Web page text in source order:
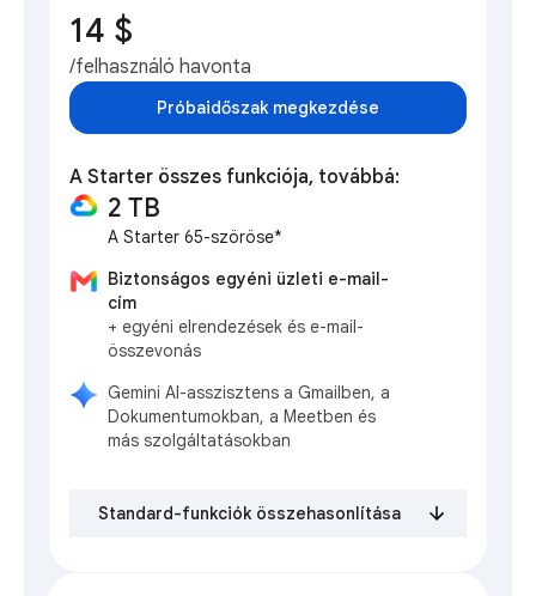
14 $
/felhasználó havonta
Próbaidőszak megkezdése
A Starter összes funkciója, továbbá:
2 TB
A Starter 65-szöröse*
Biztonságos egyéni üzleti e-mail-
cím
+ egyéni elrendezések és e-mail-
összevonás
Gemini AI-asszisztens a Gmailben, a
Dokumentumokban, a Meetben és
más szolgáltatásokban
Standard-funkciók összehasonlítása